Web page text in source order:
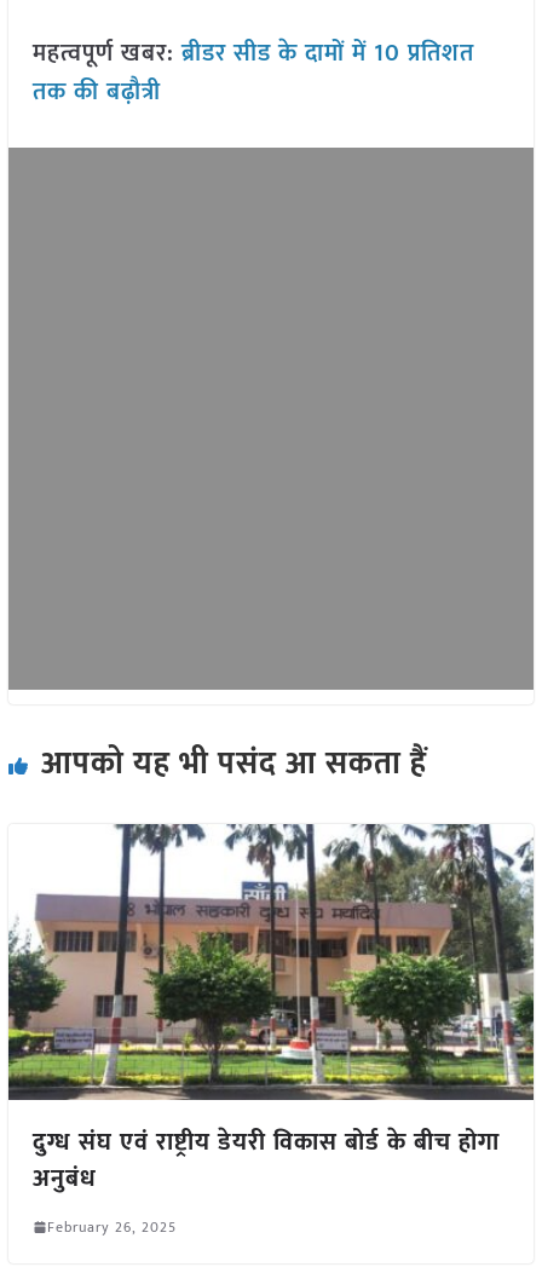
महत्वपूर्ण खबर:ब्रीडर सीड के दामों में 10 प्रतिशत
तक की बढ़ौत्री
आपको यह भी पसंद आ सकता हैं
दुग्ध संघ एवं राष्ट्रीय डेयरी विकास बोर्ड के बीच होगा
अनुबंध
February 26, 2025